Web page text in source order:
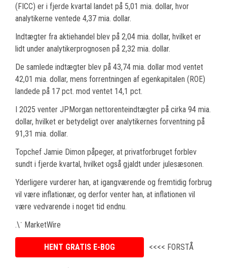
(FICC) er i fjerde kvartal landet på 5,01 mia. dollar, hvor
analytikerne ventede 4,37 mia. dollar.
Indtægter fra aktiehandel blev på 2,04 mia. dollar, hvilket er
lidt under analytikerprognosen på 2,32 mia. dollar.
De samlede indtægter blev på 43,74 mia. dollar mod ventet
42,01 mia. dollar, mens forrentningen af egenkapitalen (ROE)
landede på 17 pct. mod ventet 14,1 pct.
I 2025 venter JPMorgan nettorenteindtægter på cirka 94 mia.
dollar, hvilket er betydeligt over analytikernes forventning på
91,31 mia. dollar.
Topchef Jamie Dimon påpeger, at privatforbruget forblev
sundt i fjerde kvartal, hvilket også gjaldt under julesæsonen.
Yderligere vurderer han, at igangværende og fremtidig forbrug
vil være inflationær, og derfor venter han, at inflationen vil
være vedvarende i noget tid endnu.
.\˙ MarketWire
HENT GRATIS E-BOG <<<< FORSTÅ